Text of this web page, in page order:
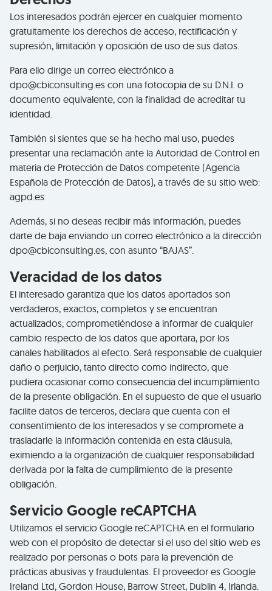
Los interesados podrán ejercer en cualquier momento
gratuitamente los derechos de acceso, rectificación y
supresión, limitación y oposición de uso de sus datos.
Para ello dirige un correo electrónico a
dpo@cbiconsulting.es con una fotocopia de su D.N.I. o
documento equivalente, con la finalidad de acreditar tu
identidad.
También si sientes que se ha hecho mal uso, puedes
presentar una reclamación ante la Autoridad de Control en
materia de Protección de Datos competente (Agencia
Española de Protección de Datos), a través de su sitio web:
agpd.es
Además, si no deseas recibir más información, puedes
darte de baja enviando un correo electrónico a la dirección
dpo@cbiconsulting.es, con asunto “BAJAS”.
Veracidad de los datos
El interesado garantiza que los datos aportados son
verdaderos, exactos, completos y se encuentran
actualizados; comprometiéndose a informar de cualquier
cambio respecto de los datos que aportara, por los
canales habilitados al efecto. Será responsable de cualquier
daño o perjuicio, tanto directo como indirecto, que
pudiera ocasionar como consecuencia del incumplimiento
de la presente obligación. En el supuesto de que el usuario
facilite datos de terceros, declara que cuenta con el
consentimiento de los interesados y se compromete a
trasladarle la información contenida en esta cláusula,
eximiendo a la organización de cualquier responsabilidad
derivada por la falta de cumplimiento de la presente
obligación.
Servicio Google reCAPTCHA
Utilizamos el servicio Google reCAPTCHA en el formulario
web con el propósito de detectar si el uso del sitio web es
realizado por personas o bots para la prevención de
prácticas abusivas y fraudulentas. El proveedor es Google
Ireland Ltd, Gordon House, Barrow Street, Dublin 4, Irlanda.